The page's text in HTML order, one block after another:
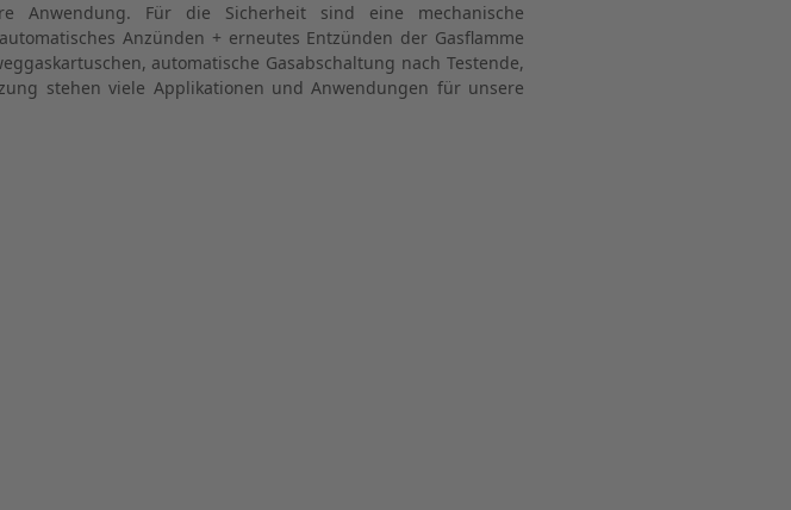
Anwendung. Für die Sicherheit sind eine mechanische
Anzünden + erneutes Entzünden der Gasflamme
automatische Gasabschaltung nach Testende,
stehen viele Applikationen und Anwendungen für unsere